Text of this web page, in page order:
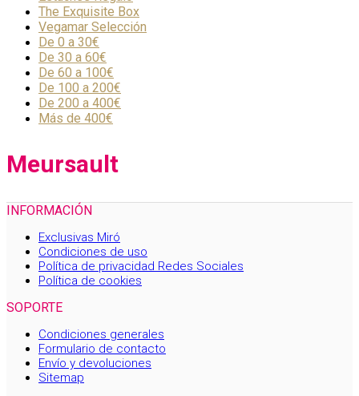
The Exquisite Box
Vegamar Selección
De 0 a 30€
De 30 a 60€
De 60 a 100€
De 100 a 200€
De 200 a 400€
Más de 400€
Meursault
INFORMACIÓN
Exclusivas Miró
Condiciones de uso
Política de privacidad Redes Sociales
Política de cookies
SOPORTE
Condiciones generales
Formulario de contacto
Envío y devoluciones
Sitemap